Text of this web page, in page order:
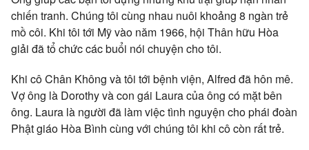
chiến tranh. Chúng tôi cùng nhau nuôi khoảng 8 ngàn trẻ
mồ côi. Khi tôi tới Mỹ vào năm 1966, hội Thân hữu Hòa
giải đã tổ chức các buổi nói chuyện cho tôi.
Khi cô Chân Không và tôi tới bệnh viện, Alfred đã hôn mê.
Vợ ông là Dorothy và con gái Laura của ông có mặt bên
ông. Laura là người đã làm việc tình nguyện cho phái đoàn
Phật giáo Hòa Bình cùng với chúng tôi khi cô còn rất trẻ.